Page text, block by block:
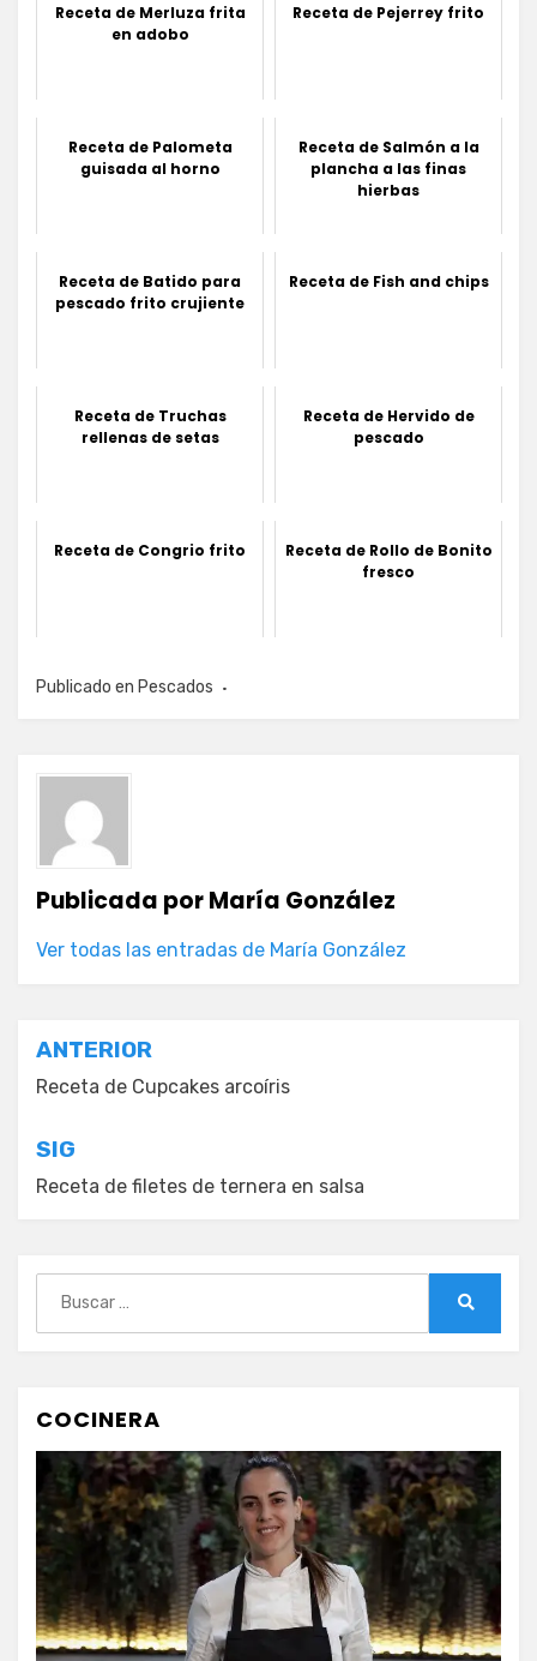
Receta de Merluza frita
en adobo
Receta de Pejerrey frito
Receta de Palometa
guisada al horno
Receta de Salmón a la
plancha a las finas
hierbas
Receta de Batido para
pescado frito crujiente
Receta de Fish and chips
Receta de Truchas
rellenas de setas
Receta de Hervido de
pescado
Receta de Congrio frito
Receta de Rollo de Bonito
fresco
Publicado en Pescados
Publicada porMaría González
Ver todas las entradas de María González
Navegación
de
entradas
ANTERIOR
Receta de Cupcakes arcoíris
SIG
Receta de filetes de ternera en salsa
COCINERA